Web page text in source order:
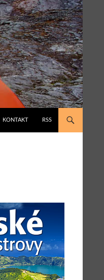
KONTAKT RSS